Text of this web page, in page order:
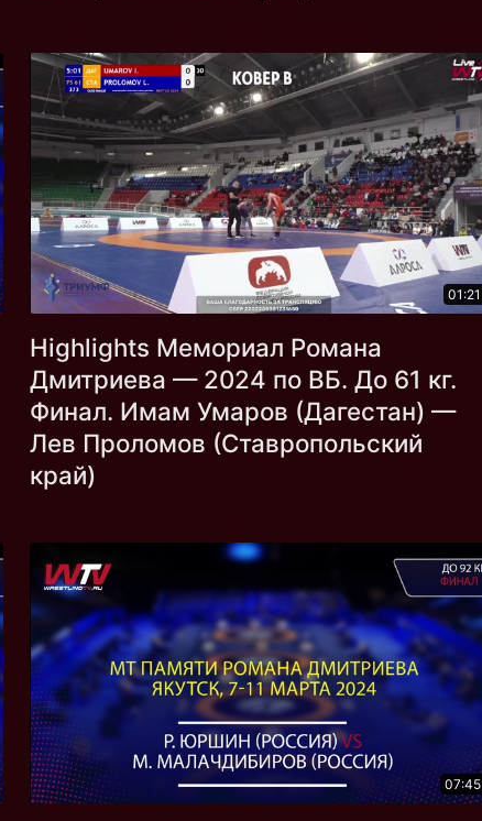
01:21
Highlights Мемориал Романа
Дмитриева — 2024 по ВБ. До 61 кг.
Финал. Имам Умаров (Дагестан) —
Лев Проломов (Ставропольский
край)
07:45